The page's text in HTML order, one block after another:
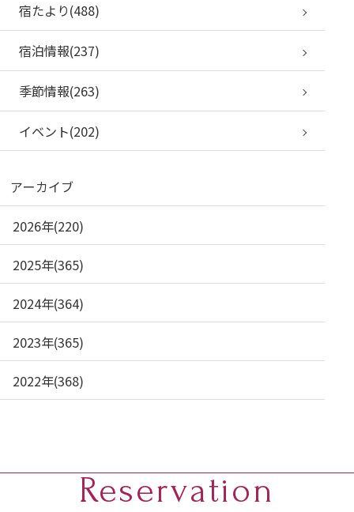
宿たより(488)
宿泊情報(237)
季節情報(263)
イベント(202)
アーカイブ
2026年(220)
2025年(365)
2024年(364)
2023年(365)
2022年(368)
Reservation